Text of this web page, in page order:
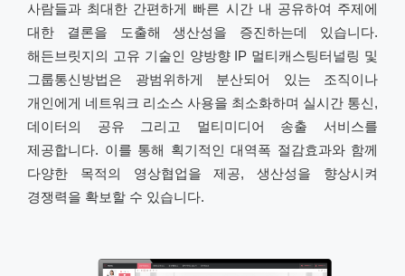
사람들과 최대한 간편하게 빠른 시간 내 공유하여 주제에
대한 결론을 도출해 생산성을 증진하는데 있습니다.
해든브릿지의 고유 기술인 양방향 IP 멀티캐스팅터널링 및
그룹통신방법은 광범위하게 분산되어 있는 조직이나
개인에게 네트워크 리소스 사용을 최소화하며 실시간 통신,
데이터의 공유 그리고 멀티미디어 송출 서비스를
제공합니다. 이를 통해 획기적인 대역폭 절감효과와 함께
다양한 목적의 영상협업을 제공, 생산성을 향상시켜
경쟁력을 확보할 수 있습니다.